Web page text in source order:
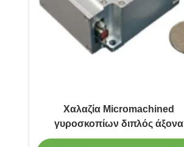
Χαλαζία Micromachined
γυροσκοπίων διπλός άξονα
αισθητήρας γυροσκοπίων